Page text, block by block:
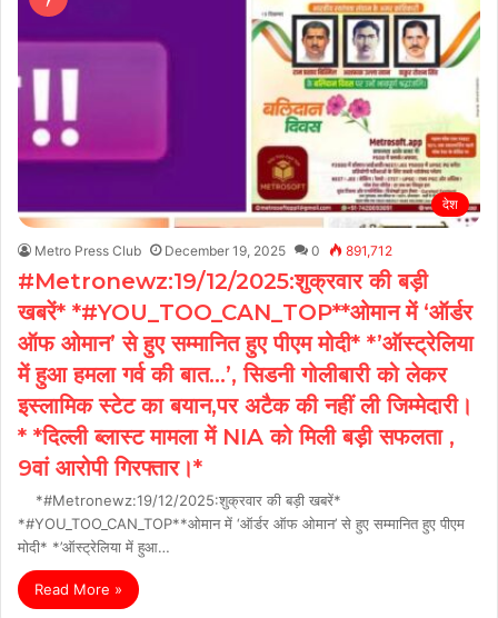
देश
Metro Press Club December 19, 2025 0 891,712
#Metronewz:19/12/2025:शुक्रवार की बड़ी
खबरें* *#YOU_TOO_CAN_TOP**ओमान में ‘ऑर्डर
ऑफ ओमान’ से हुए सम्मानित हुए पीएम मोदी* *’ऑस्ट्रेलिया
में हुआ हमला गर्व की बात…’, सिडनी गोलीबारी को लेकर
इस्लामिक स्टेट का बयान,पर अटैक की नहीं ली जिम्मेदारी।
* *दिल्ली ब्लास्ट मामला में NIA को मिली बड़ी सफलता ,
9वां आरोपी गिरफ्तार।*
*#Metronewz:19/12/2025:शुक्रवार की बड़ी खबरें*
*#YOU_TOO_CAN_TOP**ओमान में ‘ऑर्डर ऑफ ओमान’ से हुए सम्मानित हुए पीएम
मोदी* *’ऑस्ट्रेलिया में हुआ…
Read More »